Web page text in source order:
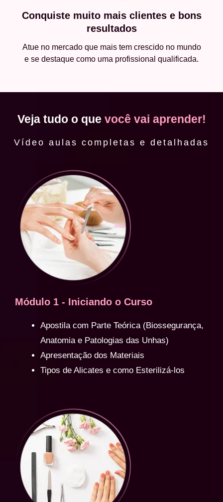
Conquiste muito mais clientes e bons
resultados
Atue no mercado que mais tem crescido no mundo
e se destaque como uma profissional qualificada.
Veja tudo o que você vai aprender!
Vídeo aulas completas e detalhadas
Módulo 1 - Iniciando o Curso
Apostila com Parte Teórica (Biossegurança,
Anatomia e Patologias das Unhas)
Apresentação dos Materiais
Tipos de Alicates e como Esterilizá-los